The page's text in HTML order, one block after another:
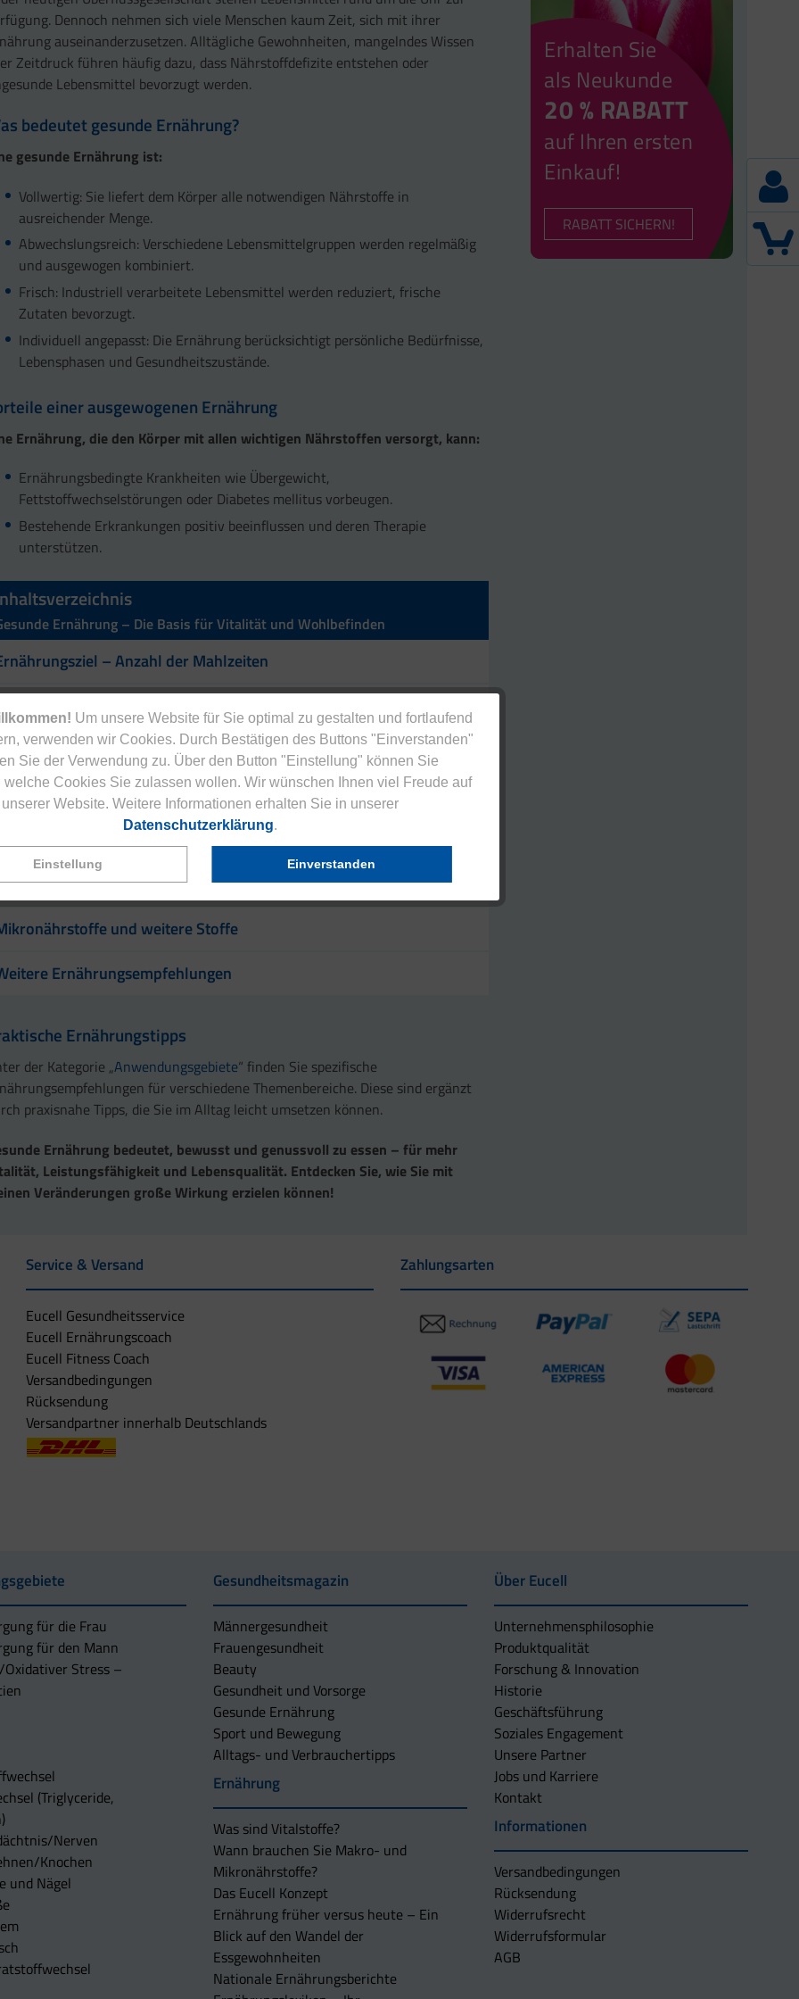
Um unsere Website für Sie optimal zu gestalten und fortlaufend
verwenden wir Cookies. Durch Bestätigen des Buttons "Einverstanden"
Sie der Verwendung zu. Über den Button "Einstellung" können Sie
welche Cookies Sie zulassen wollen. Wir wünschen Ihnen viel Freude auf
unserer Website. Weitere Informationen erhalten Sie in unserer
Datenschutzerklärung.
Einstellung Einverstanden
Dennoch nehmen sich viele Menschen kaum Zeit, sich mit ihrer
auseinanderzusetzen. Alltägliche Gewohnheiten, mangelndes Wissen
Zeitdruck führen häufig dazu, dass Nährstoffdefizite entstehen oder
Lebensmittel bevorzugt werden.
bedeutet gesunde Ernährung?
gesunde Ernährung ist:
Vollwertig: Sie liefert dem Körper alle notwendigen Nährstoffe in
ausreichender Menge.
Abwechslungsreich: Verschiedene Lebensmittelgruppen werden regelmäßig
und ausgewogen kombiniert.
Frisch: Industriell verarbeitete Lebensmittel werden reduziert, frische
Zutaten bevorzugt.
Individuell angepasst: Die Ernährung berücksichtigt persönliche Bedürfnisse,
Lebensphasen und Gesundheitszustände.
einer ausgewogenen Ernährung
Ernährung, die den Körper mit allen wichtigen Nährstoffen versorgt, kann:
Ernährungsbedingte Krankheiten wie Übergewicht,
Fettstoffwechselstörungen oder Diabetes mellitus vorbeugen.
Bestehende Erkrankungen positiv beeinflussen und deren Therapie
unterstützen.
Ernährung – Die Basis für Vitalität und Wohlbefinden
– Anzahl der Mahlzeiten
(Eiweiße)
– Genussmittel
und weitere Stoffe
Ernährungsempfehlungen
Ernährungstipps
der Kategorie „Anwendungsgebiete“ finden Sie spezifische
für verschiedene Themenbereiche. Diese sind ergänzt
praxisnahe Tipps, die Sie im Alltag leicht umsetzen können.
Ernährung bedeutet, bewusst und genussvoll zu essen – für mehr
Leistungsfähigkeit und Lebensqualität. Entdecken Sie, wie Sie mit
Veränderungen große Wirkung erzielen können!
Erhalten Sie
als Neukunde
20 % RABATT
auf Ihren ersten
Einkauf!
RABATT SICHERN!
Service & Versand
Eucell Gesundheitsservice
Eucell Ernährungscoach
Eucell Fitness Coach
Versandbedingungen
Rücksendung
Versandpartner innerhalb Deutschlands
Zahlungsarten
für die Frau
für den Mann
Stress –
(Triglyceride,
Nerven
Knochen
und Nägel
Gesundheitsmagazin
Männergesundheit
Frauengesundheit
Beauty
Gesundheit und Vorsorge
Gesunde Ernährung
Sport und Bewegung
Alltags- und Verbrauchertipps
Ernährung
Was sind Vitalstoffe?
Wann brauchen Sie Makro- und
Mikronährstoffe?
Das Eucell Konzept
Ernährung früher versus heute – Ein
Blick auf den Wandel der
Essgewohnheiten
Nationale Ernährungsberichte
Über Eucell
Unternehmens­philosophie
Produktqualität
Forschung & Innovation
Historie
Geschäftsführung
Soziales Engagement
Unsere Partner
Jobs und Karriere
Kontakt
Informationen
Versandbedingungen
Rücksendung
Widerrufsrecht
Widerrufsformular
AGB